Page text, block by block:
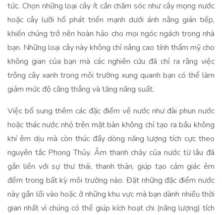
tức. Chọn những loại cây ít cần chăm sóc như cây mọng nước
hoặc cây lưỡi hổ phát triển mạnh dưới ánh nắng gián tiếp,
khiến chúng trở nên hoàn hảo cho mọi ngóc ngách trong nhà
bạn. Những loại cây này không chỉ nâng cao tính thẩm mỹ cho
không gian của bạn mà các nghiên cứu đã chỉ ra rằng việc
trồng cây xanh trong môi trường xung quanh bạn có thể làm
giảm mức độ căng thẳng và tăng năng suất.
Việc bổ sung thêm các đặc điểm về nước như đài phun nước
hoặc thác nước nhỏ trên mặt bàn không chỉ tạo ra bầu không
khí êm dịu mà còn thúc đẩy dòng năng lượng tích cực theo
nguyên tắc Phong Thủy. Âm thanh chảy của nước từ lâu đã
gắn liền với sự thư thái, thanh thản, giúp tạo cảm giác êm
đềm trong bất kỳ môi trường nào. Đặt những đặc điểm nước
này gần lối vào hoặc ở những khu vực mà bạn dành nhiều thời
gian nhất vì chúng có thể giúp kích hoạt chi (năng lượng) tích